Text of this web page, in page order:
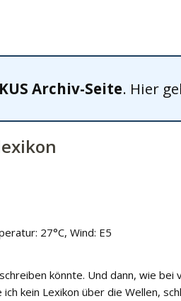
KUS Archiv-Seite. Hier
27°C, Wind: E5
könnte. Und dann, wie bei
kein Lexikon über die Wellen,